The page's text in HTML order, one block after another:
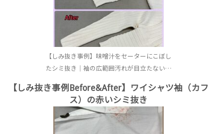
【しみ抜き事例】味噌汁をセーターにこぼし
たシミ抜き｜袖の広範囲汚れが目立たない…
【しみ抜き事例Before&After】ワイシャツ袖（カフ
ス）の赤いシミ抜き